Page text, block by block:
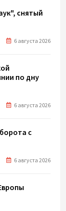
снятый
6 августа 2026
по дну
6 августа 2026
с
6 августа 2026